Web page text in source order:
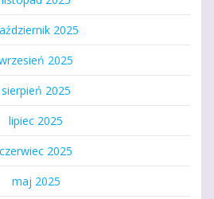
2025
2025
sierpień 2025
lipiec 2025
czerwiec 2025
maj 2025